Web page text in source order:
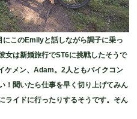
このEmilyと話しながら調子に乗っ
は新婚旅行でST6に挑戦したそうで
ケメン、Adam。2人ともバイクコン
！聞いたら仕事を早く切り上げてみん
ライドに行ったりするそうです。そん